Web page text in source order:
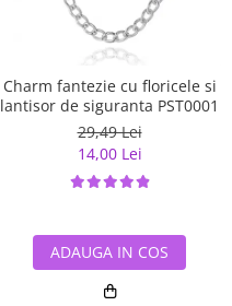
Charm fantezie cu floricele si
lantisor de siguranta PST0001
29,49 Lei
14,00 Lei
ADAUGA IN COS